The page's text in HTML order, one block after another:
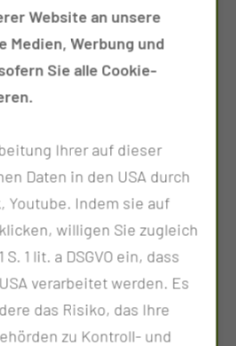
SCHÄ­DEL­BA­SIS­
Website an unsere
Medien, Werbung und
Sie alle Cookie-
Ihrer auf dieser
Daten in den USA durch
Youtube. Indem sie auf
willigen Sie zugleich
1 lit. a DSGVO ein, dass
verarbeitet werden. Es
das Risiko, das Ihre
zu Kontroll- und